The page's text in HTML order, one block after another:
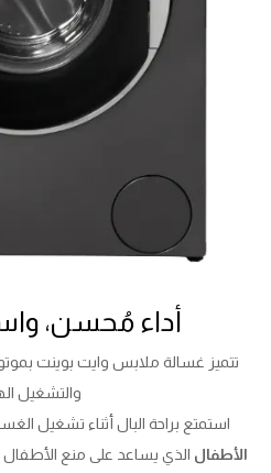
أداء مُحسن،
تتميز غسالة ملابس وايت بوينت
والتشغيل
استمتع براحة البال أثناء تشغيل
الأطفال الذي يساعد على منع